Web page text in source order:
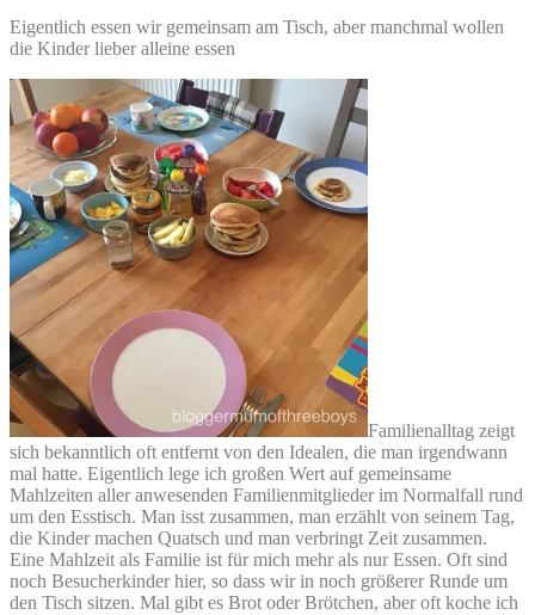
Eigentlich essen wir gemeinsam am Tisch, aber manchmal wollen
die Kinder lieber alleine essen
Familienalltag zeigt
sich bekanntlich oft entfernt von den Idealen, die man irgendwann
mal hatte. Eigentlich lege ich großen Wert auf gemeinsame
Mahlzeiten aller anwesenden Familienmitglieder im Normalfall rund
um den Esstisch. Man isst zusammen, man erzählt von seinem Tag,
die Kinder machen Quatsch und man verbringt Zeit zusammen.
Eine Mahlzeit als Familie ist für mich mehr als nur Essen. Oft sind
noch Besucherkinder hier, so dass wir in noch größerer Runde um
den Tisch sitzen. Mal gibt es Brot oder Brötchen, aber oft koche ich